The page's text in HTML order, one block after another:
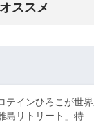
ススメ
テインひろこが世
島リトリート」特…